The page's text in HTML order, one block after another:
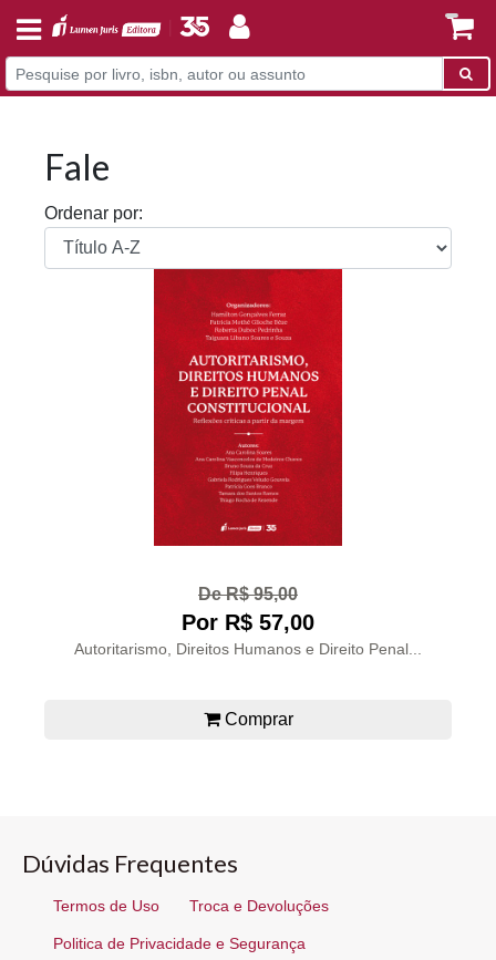
Fale
Ordenar por:
De R$ 95,00
Por R$ 57,00
Autoritarismo, Direitos Humanos e Direito Penal...
Comprar
Dúvidas Frequentes
Termos de Uso Troca e Devoluções
Politica de Privacidade e Segurança